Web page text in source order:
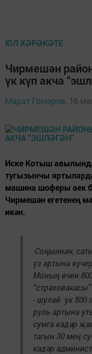
ЮЛ ХӘРӘКӘТЕ
Чирмешән
үк күп акча
Марат Гомәров, 16
Иске Котыш
тугызынчы
машина шоферы аек
Чирмешән егетенең
икән.
-Соңыннан,
үз артына
Моның өчен
- шулай ук 800
руль артына
сумга кадәр
тагын 30 мең
кадәр